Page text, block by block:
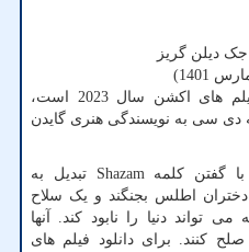
دیلن گریز
که یکی از بهترین فیلم های اکشن سال 2023 است،
دی سی به نویسندگی هنری گایدن
گفتن کلمه Shazamتبدیل به
دختران اطلس بجنگند و یک سلاح
تواند دنیا را نابود کند. آنها
کنند. برای دانلود فیلم های